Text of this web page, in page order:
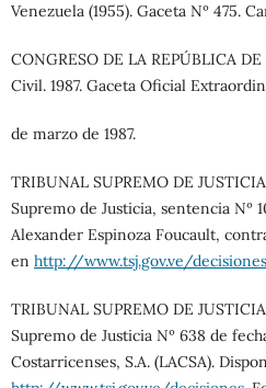
Venezuela (1955). Gaceta Nº 475.
CONGRESO DE LA REPÚBLICA
Civil. 1987. Gaceta Oficial
de marzo de 1987.
TRIBUNAL SUPREMO DE
Supremo de Justicia, sentencia Nº
Alexander Espinoza Foucault,
en http://www.tsj.gov.ve/decisiones
TRIBUNAL SUPREMO DE
Supremo de Justicia Nº 638 de
Costarricenses, S.A. (LACSA).